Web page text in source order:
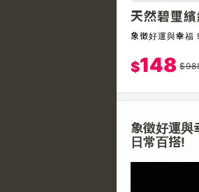
天然碧璽
象徵好運與幸福
$148 $
象徵好運與
日常百搭!